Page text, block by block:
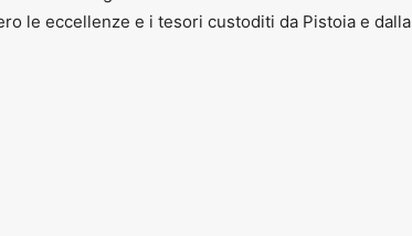
le eccellenze e i tesori custoditi da Pistoia e dalla